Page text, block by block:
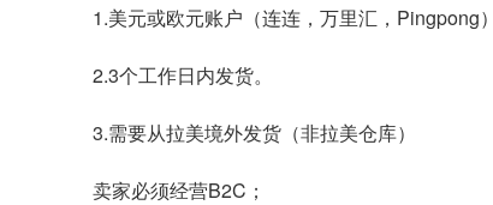
1.美元或欧元账户（连连，万里汇，Pingpong）
2.3个工作日内发货。
3.需要从拉美境外发货（非拉美仓库）
卖家必须经营B2C；